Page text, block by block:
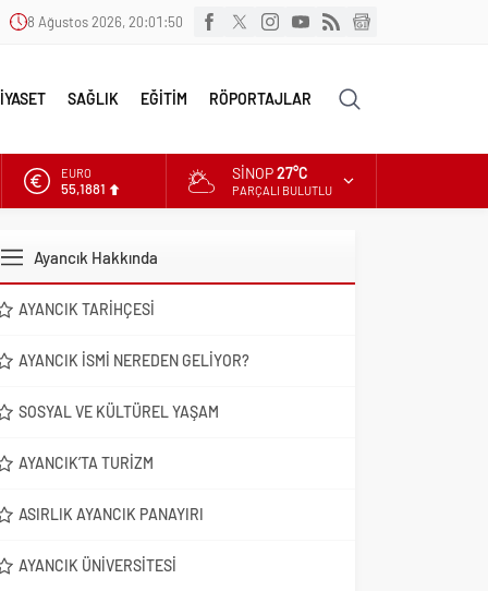
8 Ağustos 2026, 20:01:51
SAĞLIK EĞİTİM RÖPORTAJLAR
EURO
55,1881
DOLAR
SINOP27°C
PARÇALI BULUTLU
Ayancık Hakkında
AYANCIK TARIHÇESI
AYANCIK İSMI NEREDEN GELIYOR?
SOSYAL VE KÜLTÜREL YAŞAM
AYANCIK’TA TURIZM
ASIRLIK AYANCIK PANAYIRI
AYANCIK ÜNIVERSITESI